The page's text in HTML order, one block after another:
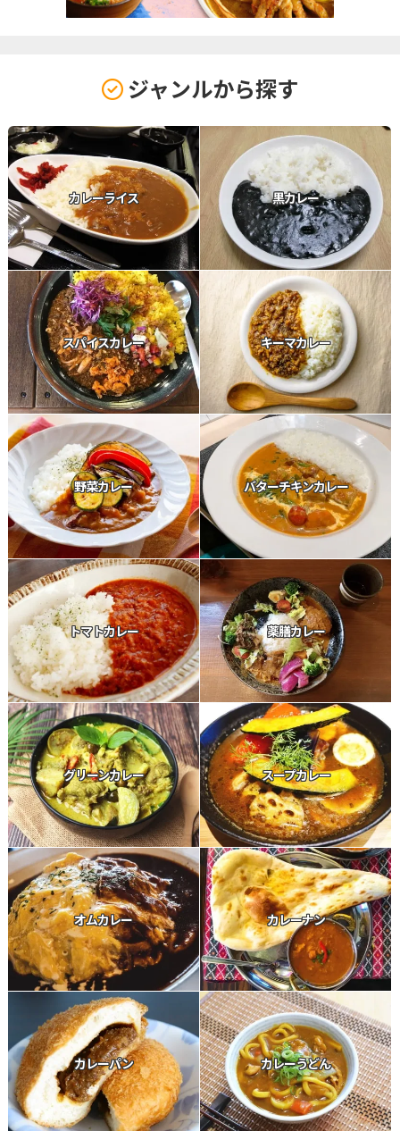
ジャンルから探す
カレーライス 黒カレー
スパイスカレー キーマカレー
野菜カレー バターチキンカレー
トマトカレー 薬膳カレー
グリーンカレー スープカレー
オムカレー カレーナン
カレーパン カレーうどん